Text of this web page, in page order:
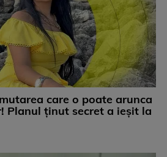
care o poate arunca
Planul ținut secret a ieșit la